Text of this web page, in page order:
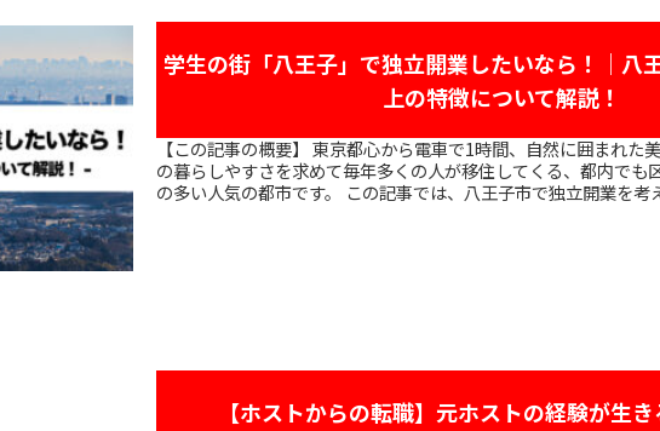
学生の街「八王子」で独立開業したいなら！｜八
上の特徴について解説！
【この記事の概要】 東京都心から電車で1時間、自然に囲まれた美しい街、八王子は、そ
の暮らしやすさを求めて毎年多くの人が移住してくる、都内でも
の多い人気の都市です。 この記事では、八王子市で独立開
【ホストからの転職】元ホストの経験が生